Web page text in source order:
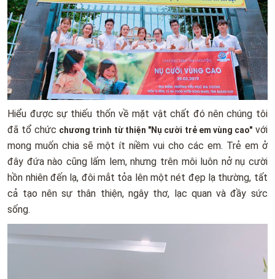
Hiểu được sự thiếu thốn về mặt vật chất đó nên chúng tôi
đã tổ chức chương trình từ thiện "Nụ cười trẻ em vùng cao" với
mong muốn chia sẽ một ít niềm vui cho các em. Trẻ em ở
đây đứa nào cũng lấm lem, nhưng trên môi luôn nở nụ cười
hồn nhiên đến lạ, đôi mắt tỏa lên một nét đẹp lạ thường, tất
cả tạo nên sự thân thiện, ngây thơ, lạc quan và đầy sức
sống.